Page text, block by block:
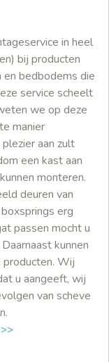
in heel
bij producten
en bedbodems die
service scheelt
we op deze
manier
aan zult
een kast aan
monteren.
deuren van
erg
passen mocht u
kunnen
Wij
u aangeeft, wij
van scheve